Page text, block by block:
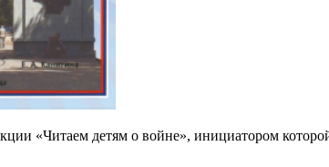
«Читаем детям о войне», инициатором